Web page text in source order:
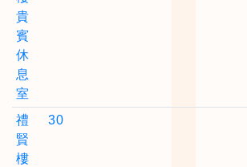
貴
賓
休
息
室
禮
賢
樓
30